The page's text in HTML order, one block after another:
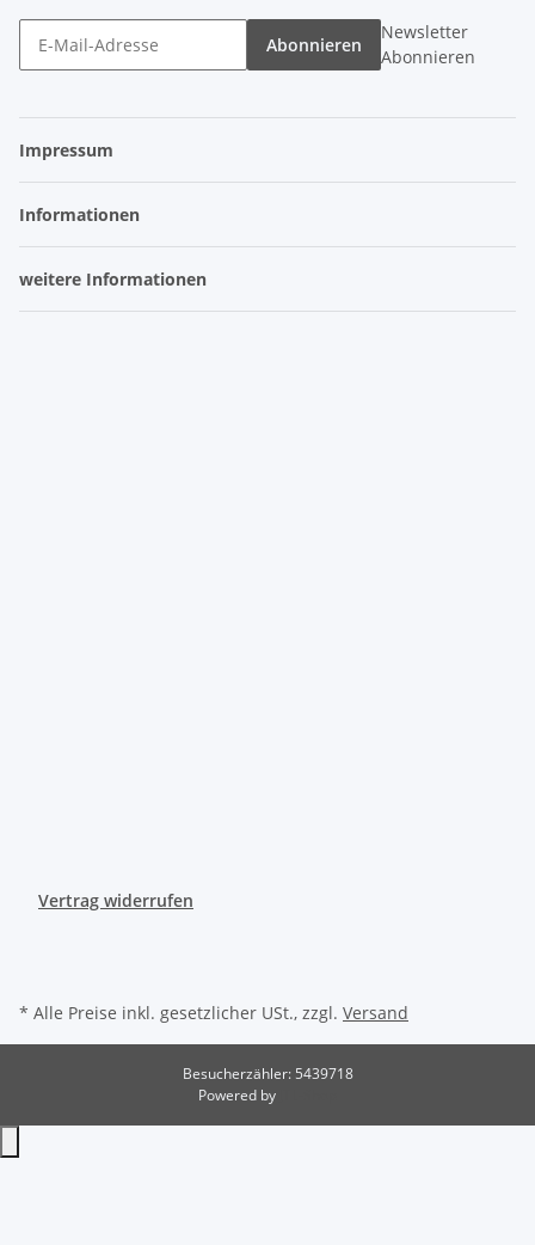
Abonnieren
Newsletter
Abonnieren
Impressum
Informationen
weitere Informationen
Vertrag widerrufen
* Alle Preise inkl. gesetzlicher USt., zzgl. Versand
Besucherzähler: 5439718
Powered by